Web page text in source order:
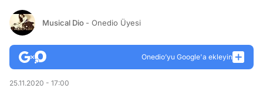
Musical Dio - Onedio Üyesi
Onedio’yu Google'a ekleyin
25.11.2020 - 17:00